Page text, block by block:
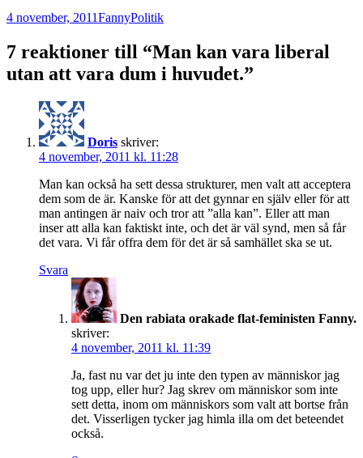
Postat
4 november, 2011Författare
FannyKategorier
Politik
7 reaktioner till “Man kan vara liberal
utan att vara dum i huvudet.”
Doris skriver:
4 november, 2011 kl. 11:28
Man kan också ha sett dessa strukturer, men valt att acceptera
dem som de är. Kanske för att det gynnar en själv eller för att
man antingen är naiv och tror att ”alla kan”. Eller att man
inser att alla kan faktiskt inte, och det är väl synd, men så får
det vara. Vi får offra dem för det är så samhället ska se ut.
Svara
Den rabiata orakade flat-feministen Fanny.
skriver:
4 november, 2011 kl. 11:39
Ja, fast nu var det ju inte den typen av människor jag
tog upp, eller hur? Jag skrev om människor som inte
sett detta, inom om människors som valt att bortse från
det. Visserligen tycker jag himla illa om det beteendet
också.